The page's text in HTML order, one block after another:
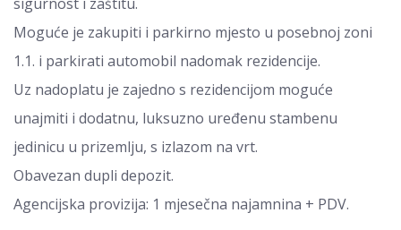
Moguće je zakupiti i parkirno mjesto u posebnoj zoni
1.1. i parkirati automobil nadomak rezidencije.
Uz nadoplatu je zajedno s rezidencijom moguće
unajmiti i dodatnu, luksuzno uređenu stambenu
jedinicu u prizemlju, s izlazom na vrt.
Obavezan dupli depozit.
Agencijska provizija: 1 mjesečna najamnina + PDV.